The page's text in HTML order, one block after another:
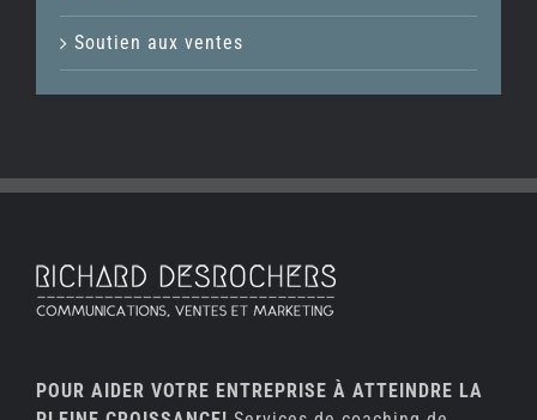
Soutien aux ventes
POUR AIDER VOTRE ENTREPRISE À ATTEINDRE LA